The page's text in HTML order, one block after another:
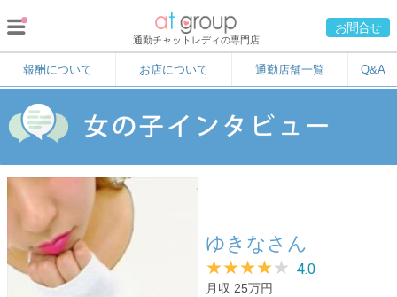
通勤チャットレディの専門店
お問合せ
報酬について お店について 通勤店舗一覧 Q&A
ゆきなさん
★★★★★ 4.0
月収 25万円